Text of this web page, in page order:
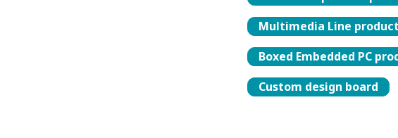
Multimedia Line
Boxed Embedded PC
Custom design board